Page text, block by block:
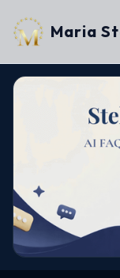
Maria